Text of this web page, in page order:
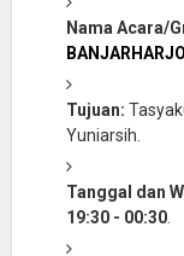
Nama Acara/
Tujuan:
Yuniarsih.
Tanggal dan
19:30 - 00:30.